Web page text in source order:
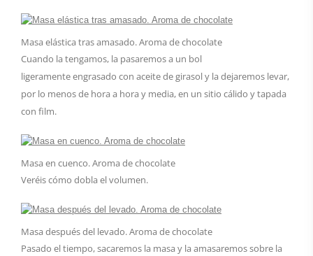
Masa elástica tras amasado. Aroma de chocolate
Cuando la tengamos, la pasaremos a un bol
ligeramente engrasado con aceite de girasol y la dejaremos levar,
por lo menos de hora a hora y media, en un sitio cálido y tapada
con film.
Masa en cuenco. Aroma de chocolate
Veréis cómo dobla el volumen.
Masa después del levado. Aroma de chocolate
Pasado el tiempo, sacaremos la masa y la amasaremos sobre la